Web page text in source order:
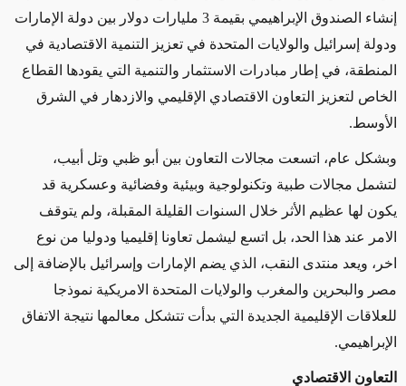
إنشاء الصندوق الإبراهيمي بقيمة 3 مليارات دولار بين دولة الإمارات
ودولة إسرائيل والولايات المتحدة في تعزيز التنمية الاقتصادية في
المنطقة، في إطار مبادرات الاستثمار والتنمية التي يقودها القطاع
الخاص لتعزيز التعاون الاقتصادي الإقليمي والازدهار في الشرق
الأوسط.
وبشكل عام، اتسعت مجالات التعاون بين أبو ظبي وتل أبيب،
لتشمل مجالات طبية وتكنولوجية وبيئية وفضائية وعسكرية قد
يكون لها عظيم الأثر خلال السنوات القليلة المقبلة، ولم يتوقف
الامر عند هذا الحد، بل اتسع ليشمل تعاونا إقليميا ودوليا من نوع
اخر، ويعد منتدى النقب، الذي يضم الإمارات وإسرائيل بالإضافة إلى
مصر والبحرين والمغرب والولايات المتحدة الامريكية نموذجا
للعلاقات الإقليمية الجديدة التي بدأت تتشكل معالمها نتيجة الاتفاق
الإبراهيمي.
التعاون الاقتصادي